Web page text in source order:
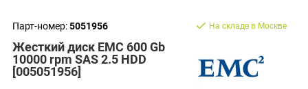
Парт-номер:5051956
Жесткий диск EMC 600 Gb
10000 rpm SAS 2.5 HDD
[005051956]
На складе в Москве